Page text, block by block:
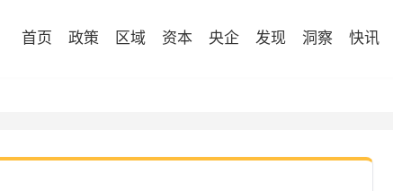
首页 政策 区域 资本 央企 发现 洞察 快讯